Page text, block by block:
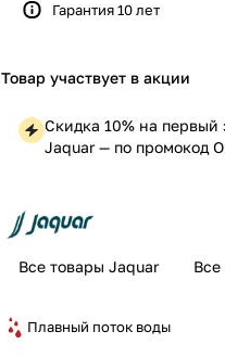
Гарантия 10 лет
Товар участвует в акции
Скидка 10% на первый
Jaquar — по промокод
Все товары Jaquar Все
Плавный поток воды